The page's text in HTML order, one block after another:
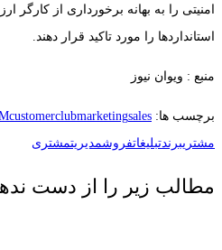
امنیتی را به بهانه برخورداری از کارگر
استانداردها را مورد تاکید قرار دهند.
منبع : ویوان نیوز
برچسب ها: customerclubmarketingsales
مشتریبرندتبلیغاتفروشمدیریتمشتری
مطالب زیر را از دست